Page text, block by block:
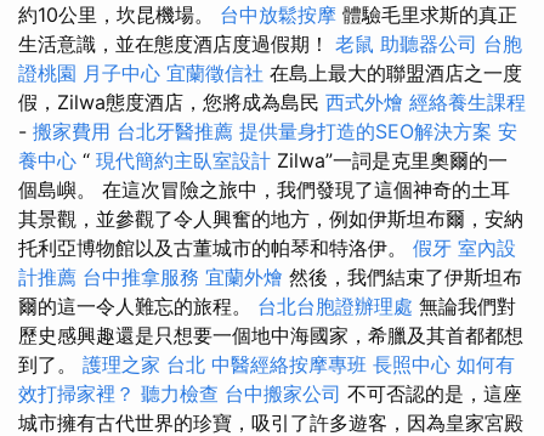
約10公里，坎昆機場。 台中放鬆按摩 體驗毛里求斯的真正
生活意識，並在態度酒店度過假期！ 老鼠 助聽器公司 台胞
證桃園 月子中心 宜蘭徵信社 在島上最大的聯盟酒店之一度
假，Zilwa態度酒店，您將成為島民 西式外燴 經絡養生課程
- 搬家費用 台北牙醫推薦 提供量身打造的SEO解決方案 安
養中心 “ 現代簡約主臥室設計 Zilwa”一詞是克里奧爾的一
個島嶼。 在這次冒險之旅中，我們發現了這個神奇的土耳
其景觀，並參觀了令人興奮的地方，例如伊斯坦布爾，安納
托利亞博物館以及古董城市的帕琴和特洛伊。 假牙 室內設
計推薦 台中推拿服務 宜蘭外燴 然後，我們結束了伊斯坦布
爾的這一令人難忘的旅程。 台北台胞證辦理處 無論我們對
歷史感興趣還是只想要一個地中海國家，希臘及其首都都想
到了。 護理之家 台北 中醫經絡按摩專班 長照中心 如何有
效打掃家裡？ 聽力檢查 台中搬家公司 不可否認的是，這座
城市擁有古代世界的珍寶，吸引了許多遊客，因為皇家宮殿